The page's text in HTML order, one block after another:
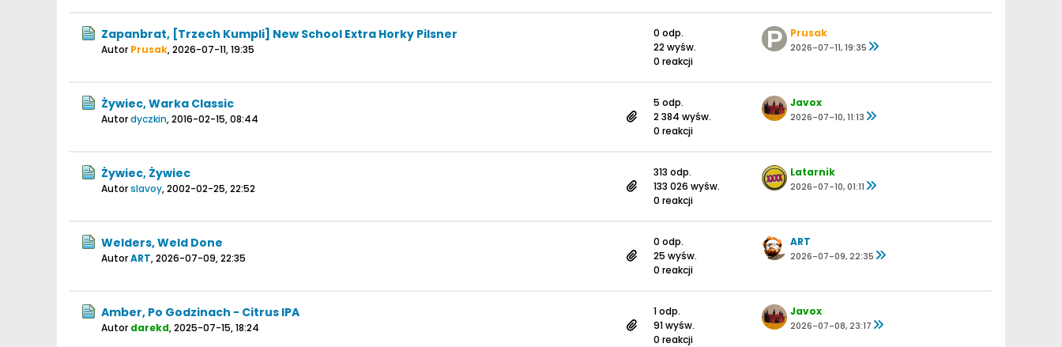
Zapanbrat, [Trzech Kumpli] New School Extra Horky Pilsner
Autor Prusak,2026-07-11, 19:35
0 odp.
22 wyśw.
0 reakcji
Prusak
2026-07-11, 19:35
Żywiec, Warka Classic
Autordyczkin,2016-02-15, 08:44
5 odp.
2 384 wyśw.
0 reakcji
Javox
2026-07-10, 11:13
Żywiec, Żywiec
Autorslavoy,2002-02-25, 22:52
313 odp.
133 026 wyśw.
0 reakcji
Latarnik
2026-07-10, 01:11
Welders, Weld Done
AutorART,2026-07-09, 22:35
0 odp.
25 wyśw.
0 reakcji
ART
2026-07-09, 22:35
Amber, Po Godzinach - Citrus IPA
Autor darekd,2025-07-15, 18:24
1 odp.
91 wyśw.
0 reakcji
Javox
2026-07-08, 23:17